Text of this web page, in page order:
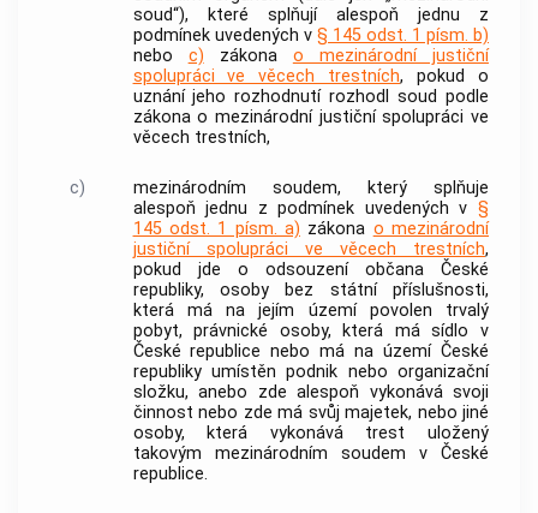
soud“), které splňují alespoň jednu z
podmínek uvedených v § 145 odst. 1 písm. b)
nebo c) zákona o mezinárodní justiční
spolupráci ve věcech trestních, pokud o
uznání jeho rozhodnutí rozhodl soud podle
zákona o mezinárodní justiční spolupráci ve
věcech trestních,
c)
mezinárodním soudem, který splňuje
alespoň jednu z podmínek uvedených v §
145 odst. 1 písm. a) zákona o mezinárodní
justiční spolupráci ve věcech trestních,
pokud jde o odsouzení občana České
republiky, osoby bez státní příslušnosti,
která má na jejím území povolen trvalý
pobyt, právnické osoby, která má sídlo v
České republice nebo má na území České
republiky umístěn podnik nebo organizační
složku, anebo zde alespoň vykonává svoji
činnost nebo zde má svůj majetek, nebo jiné
osoby, která vykonává trest uložený
takovým mezinárodním soudem v České
republice.